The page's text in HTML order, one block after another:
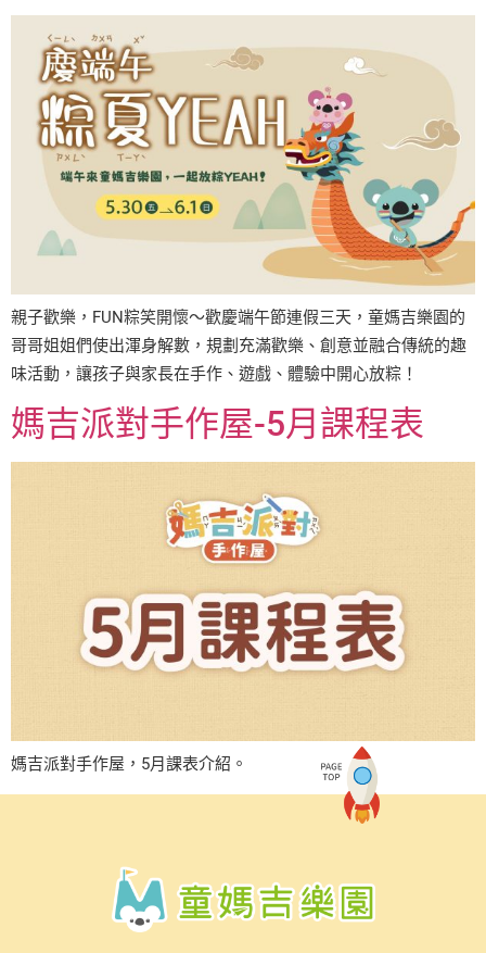
親子歡樂，FUN粽笑開懷～歡慶端午節連假三天，童媽吉樂園的
哥哥姐姐們使出渾身解數，規劃充滿歡樂、創意並融合傳統的趣
味活動，讓孩子與家長在手作、遊戲、體驗中開心放粽！
媽吉派對手作屋-5月課程表
媽吉派對手作屋，5月課表介紹。